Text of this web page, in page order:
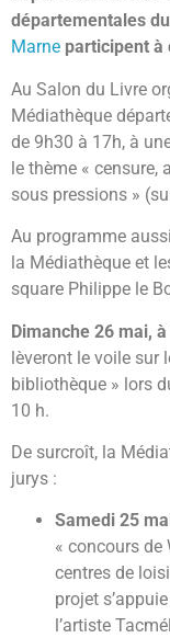
départementales du
Marne participent à
Au Salon du Livre
Médiathèque
de 9h30 à 17h, à
le thème « censure,
sous pressions »
Au programme
la Médiathèque et
square Philippe le
Dimanche 26 mai, à
lèveront le voile sur
bibliothèque » lors
10 h.
De surcroît, la
jurys :
Samedi 25
« concours de
centres de
projet
l’artiste